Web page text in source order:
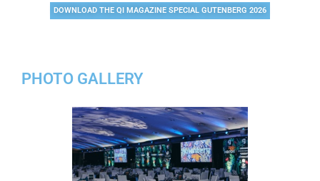
DOWNLOAD THE QI MAGAZINE SPECIAL GUTENBERG 2026
PHOTO GALLERY